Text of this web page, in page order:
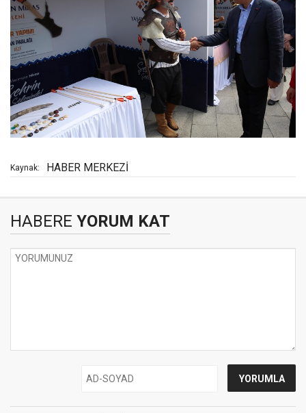
Kaynak: HABER MERKEZİ
HABERE YORUM KAT